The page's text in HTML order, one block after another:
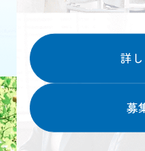
詳
募